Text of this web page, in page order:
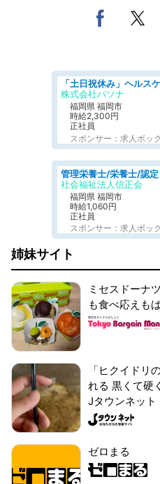
株式会社パソナ
福岡県 福岡市
時給2,300円
正社員
スポンサー：求人ボッ
社会福祉法人信正会
福岡県 福岡市
時給1,060円
正社員
スポンサー：求人ボッ
姉妹サイト
ミセスドーナ
も食べ応えも
「ヒクイドリ
れる 黒くて硬
Jタウンネット
ゼロまる